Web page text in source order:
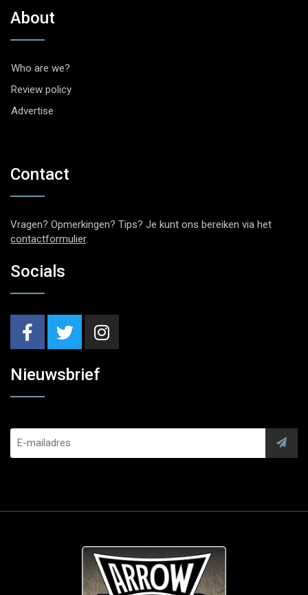
About
Who are we?
Review policy
Advertise
Contact
Vragen? Opmerkingen? Tips? Je kunt ons bereiken via het
contactformulier.
Socials
Nieuwsbrief